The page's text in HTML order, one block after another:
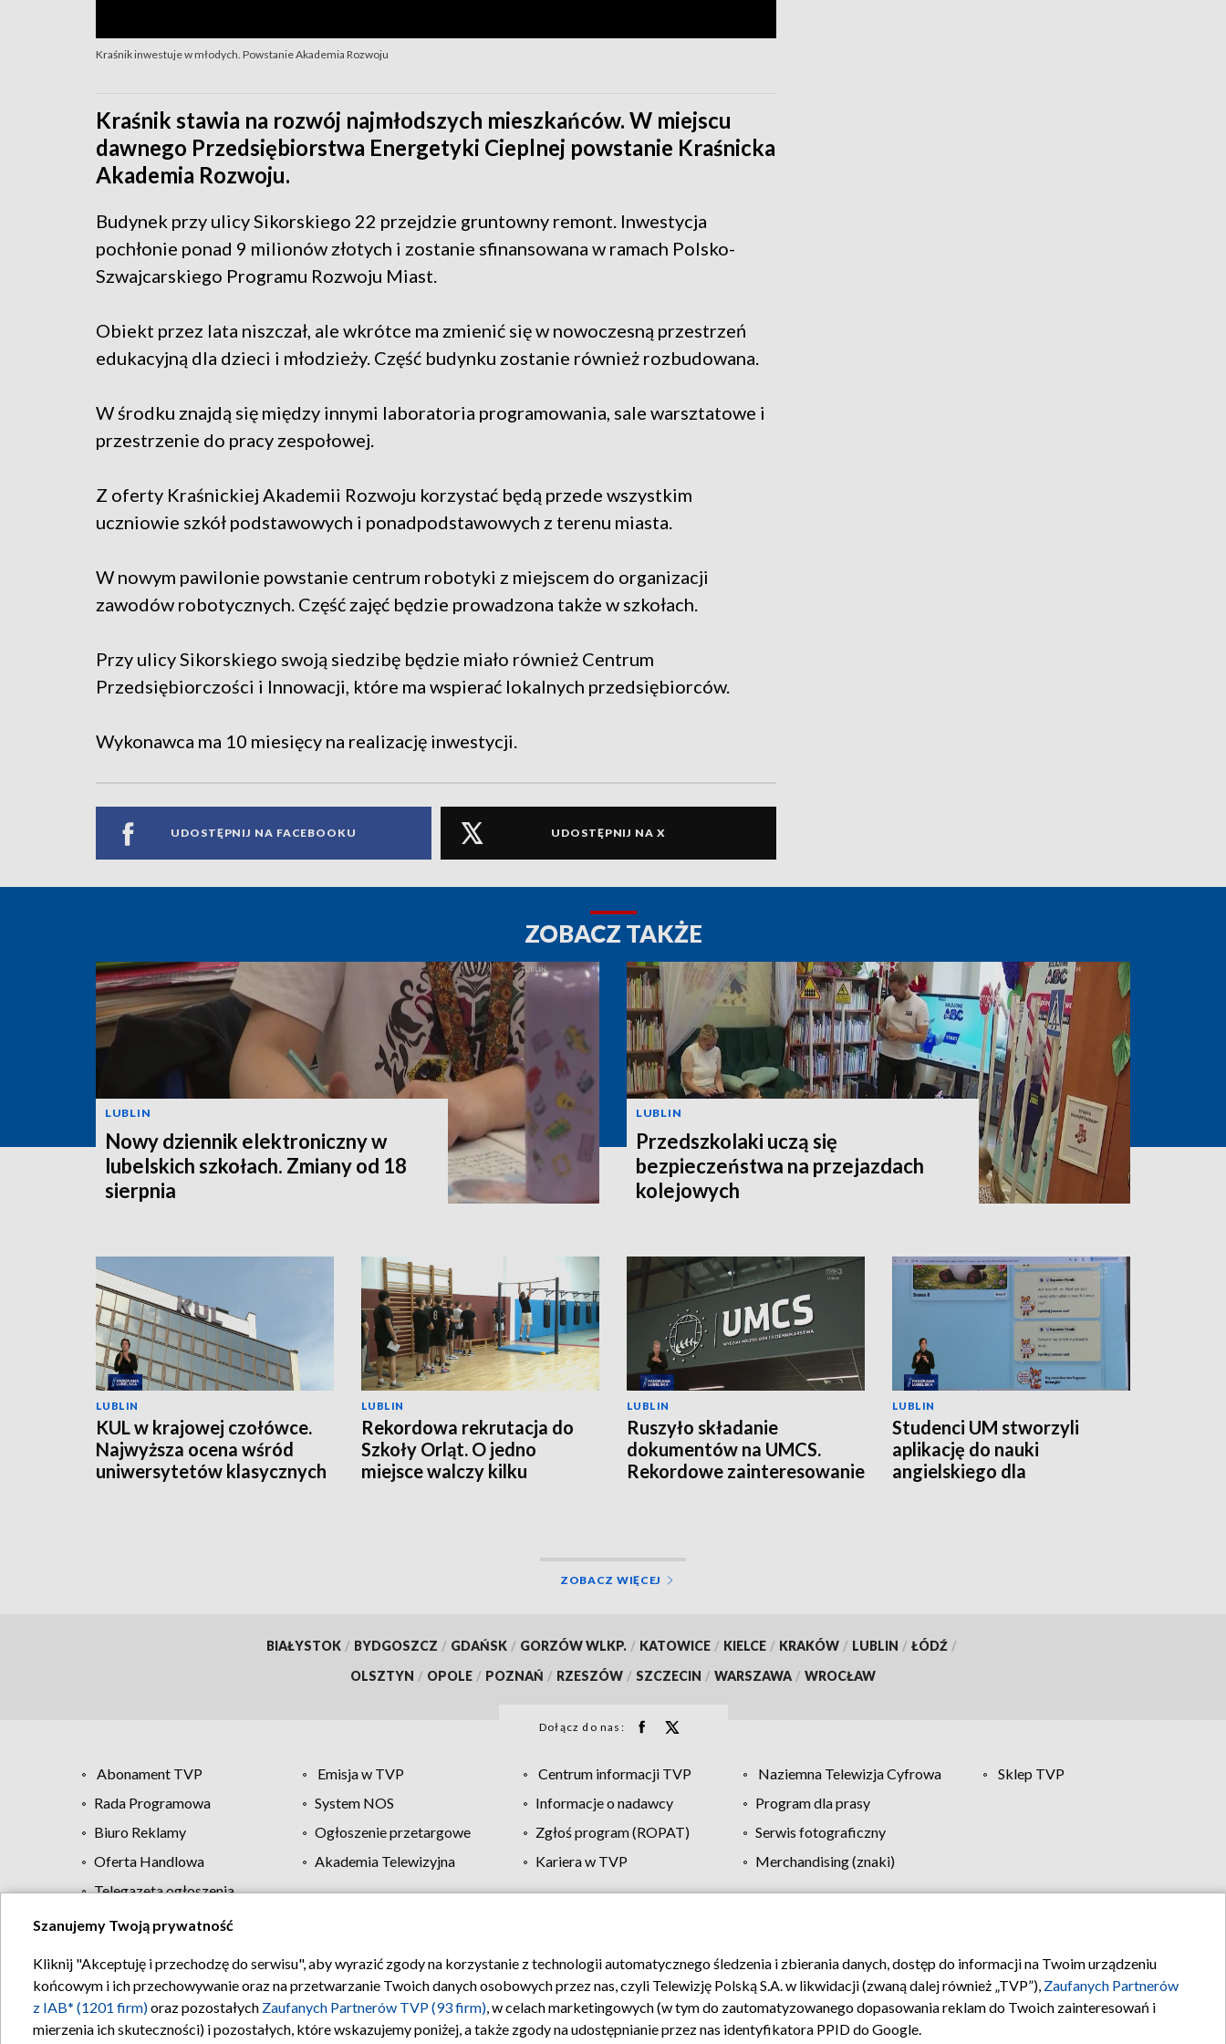
Kraśnik inwestuje w młodych. Powstanie Akademia Rozwoju
Kraśnik stawia na rozwój najmłodszych mieszkańców. W miejscu
dawnego Przedsiębiorstwa Energetyki Cieplnej powstanie Kraśnicka
Akademia Rozwoju.
Budynek przy ulicy Sikorskiego 22 przejdzie gruntowny remont. Inwestycja
pochłonie ponad 9 milionów złotych i zostanie sfinansowana w ramach Polsko-
Szwajcarskiego Programu Rozwoju Miast.
Obiekt przez lata niszczał, ale wkrótce ma zmienić się w nowoczesną przestrzeń
edukacyjną dla dzieci i młodzieży. Część budynku zostanie również rozbudowana.
W środku znajdą się między innymi laboratoria programowania, sale warsztatowe i
przestrzenie do pracy zespołowej.
Z oferty Kraśnickiej Akademii Rozwoju korzystać będą przede wszystkim
uczniowie szkół podstawowych i ponadpodstawowych z terenu miasta.
W nowym pawilonie powstanie centrum robotyki z miejscem do organizacji
zawodów robotycznych. Część zajęć będzie prowadzona także w szkołach.
Przy ulicy Sikorskiego swoją siedzibę będzie miało również Centrum
Przedsiębiorczości i Innowacji, które ma wspierać lokalnych przedsiębiorców.
Wykonawca ma 10 miesięcy na realizację inwestycji.
UDOSTĘPNIJ NA FACEBOOKU UDOSTĘPNIJ NA X
ZOBACZ TAKŻE
LUBLIN
Nowy dziennik elektroniczny w
lubelskich szkołach. Zmiany od 18
sierpnia
LUBLIN
Przedszkolaki uczą się
bezpieczeństwa na przejazdach
kolejowych
LUBLIN
KUL w krajowej czołówce.
Najwyższa ocena wśród
uniwersytetów klasycznych
LUBLIN
Rekordowa rekrutacja do
Szkoły Orląt. O jedno
miejsce walczy kilku
LUBLIN
Ruszyło składanie
dokumentów na UMCS.
Rekordowe zainteresowanie
LUBLIN
Studenci UM stworzyli
aplikację do nauki
angielskiego dla
ZOBACZ WIĘCEJ
BIAŁYSTOK / BYDGOSZCZ / GDAŃSK / GORZÓW WLKP. / KATOWICE / KIELCE / KRAKÓW / LUBLIN / ŁÓDŹ /
OLSZTYN / OPOLE / POZNAŃ / RZESZÓW / SZCZECIN / WARSZAWA / WROCŁAW
Dołącz do nas:
Abonament TVP Emisja w TVP Centrum informacji TVP Naziemna Telewizja Cyfrowa
Sklep TVP
Rada Programowa
System NOS Informacje o nadawcy
Program dla prasy
Biuro Reklamy
Ogłoszenie przetargowe Zgłoś program (ROPAT)
Serwis fotograficzny
Oferta Handlowa
Akademia Telewizyjna Kariera w TVP
Merchandising (znaki)
Telegazeta ogłoszenia
Regulamin TVP Polityka prywatności Moje zgody Pomoc Biuro reklamy Kontakt
Szanujemy Twoją prywatność
Kliknij "Akceptuję i przechodzę do serwisu", aby wyrazić zgody na korzystanie z technologii automatycznego śledzenia i zbierania danych, dostęp do informacji na Twoim urządzeniu
końcowym i ich przechowywanie oraz na przetwarzanie Twoich danych osobowych przez nas, czyli Telewizję Polską S.A. w likwidacji (zwaną dalej również „TVP”), Zaufanych Partnerów
z IAB* (1201 firm)oraz pozostałych Zaufanych Partnerów TVP (93 firm), w celach marketingowych (w tym do zautomatyzowanego dopasowania reklam do Twoich zainteresowań i
mierzenia ich skuteczności) i pozostałych, które wskazujemy poniżej, a także zgody na udostępnianie przez nas identyfikatora PPID do Google.